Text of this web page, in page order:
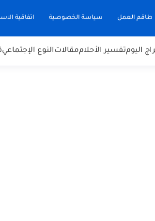
طاقم العمل سياسة الخصوصية اتفاقية
اليومتفسير الأحلاممقالاتالنوع الإجتماعي